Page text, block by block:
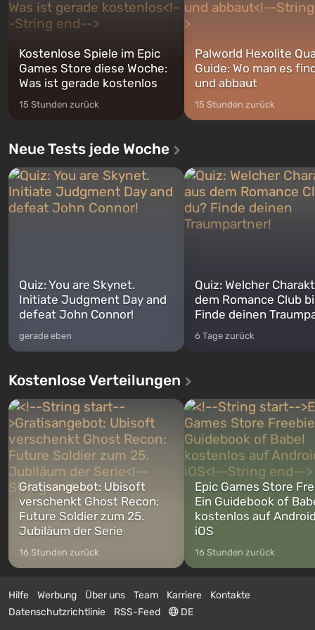
Kostenlose Spiele im Epic
Games Store diese Woche:
Was ist gerade kostenlos
15 Stunden zurück
Palworld Hexolite
Guide: Wo man es
und abbaut
15 Stunden zurück
Neue Tests jede Woche
Quiz: You are Skynet.
Initiate Judgment Day and
defeat John Connor!
gerade eben
Quiz: Welcher
dem Romance Club
Finde deinen
6 Tage zurück
Kostenlose Verteilungen
Gratisangebot: Ubisoft
verschenkt Ghost Recon:
Future Soldier zum 25.
Jubiläum der Serie
16 Stunden zurück
Epic Games Store
Ein Guidebook of
kostenlos auf
iOS
16 Stunden zurück
Hilfe Werbung Über uns Team Karriere
Kontakte
Datenschutzrichtlinie
RSS-Feed DE